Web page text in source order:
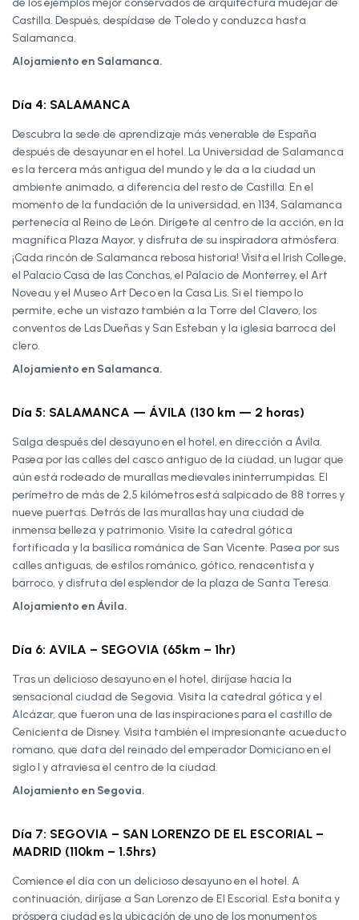
de los ejemplos mejor conservados de arquitectura mudéjar de
Castilla. Después, despídase de Toledo y conduzca hasta
Salamanca.
Alojamiento en Salamanca.
Día 4: SALAMANCA
Descubra la sede de aprendizaje más venerable de España
después de desayunar en el hotel. La Universidad de Salamanca
es la tercera más antigua del mundo y le da a la ciudad un
ambiente animado, a diferencia del resto de Castilla. En el
momento de la fundación de la universidad, en 1134, Salamanca
pertenecía al Reino de León. Dirígete al centro de la acción, en la
magnífica Plaza Mayor, y disfruta de su inspiradora atmósfera.
¡Cada rincón de Salamanca rebosa historia! Visita el Irish College,
el Palacio Casa de las Conchas, el Palacio de Monterrey, el Art
Noveau y el Museo Art Deco en la Casa Lis. Si el tiempo lo
permite, eche un vistazo también a la Torre del Clavero, los
conventos de Las Dueñas y San Esteban y la iglesia barroca del
clero.
Alojamiento en Salamanca.
Día 5: SALAMANCA — ÁVILA (130 km — 2 horas)
Salga después del desayuno en el hotel, en dirección a Ávila.
Pasea por las calles del casco antiguo de la ciudad, un lugar que
aún está rodeado de murallas medievales ininterrumpidas. El
perímetro de más de 2,5 kilómetros está salpicado de 88 torres y
nueve puertas. Detrás de las murallas hay una ciudad de
inmensa belleza y patrimonio. Visite la catedral gótica
fortificada y la basílica románica de San Vicente. Pasea por sus
calles antiguas, de estilos románico, gótico, renacentista y
barroco, y disfruta del esplendor de la plaza de Santa Teresa.
Alojamiento en Ávila.
Día 6: AVILA – SEGOVIA (65km – 1hr)
Tras un delicioso desayuno en el hotel, diríjase hacia la
sensacional ciudad de Segovia. Visita la catedral gótica y el
Alcázar, que fueron una de las inspiraciones para el castillo de
Cenicienta de Disney. Visita también el impresionante acueducto
romano, que data del reinado del emperador Domiciano en el
siglo I y atraviesa el centro de la ciudad.
Alojamiento en Segovia.
Día 7: SEGOVIA – SAN LORENZO DE EL ESCORIAL –
MADRID (110km – 1.5hrs)
Comience el día con un delicioso desayuno en el hotel. A
continuación, diríjase a San Lorenzo de El Escorial. Esta bonita y
próspera ciudad es la ubicación de uno de los monumentos